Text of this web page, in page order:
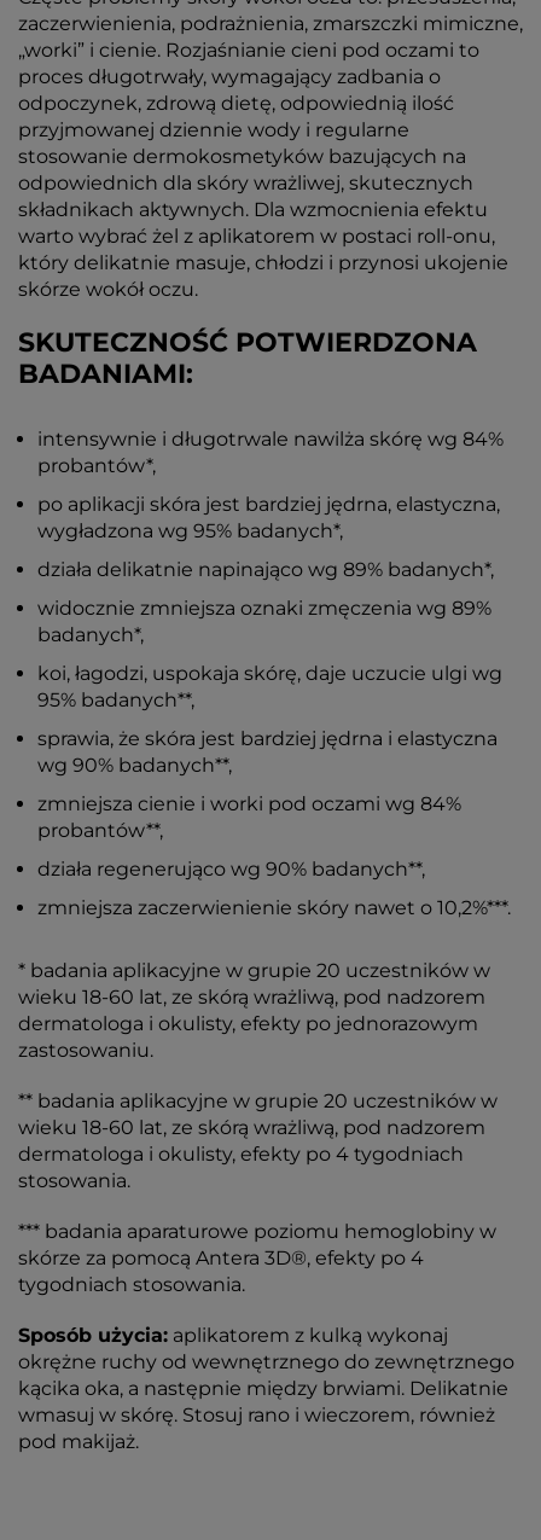
zaczerwienienia, podrażnienia, zmarszczki mimiczne,
„worki” i cienie. Rozjaśnianie cieni pod oczami to
proces długotrwały, wymagający zadbania o
odpoczynek, zdrową dietę, odpowiednią ilość
przyjmowanej dziennie wody i regularne
stosowanie dermokosmetyków bazujących na
odpowiednich dla skóry wrażliwej, skutecznych
składnikach aktywnych. Dla wzmocnienia efektu
warto wybrać żel z aplikatorem w postaci roll-onu,
który delikatnie masuje, chłodzi i przynosi ukojenie
skórze wokół oczu.
SKUTECZNOŚĆ POTWIERDZONA
BADANIAMI:
intensywnie i długotrwale nawilża skórę wg 84%
probantów*,
po aplikacji skóra jest bardziej jędrna, elastyczna,
wygładzona wg 95% badanych*,
działa delikatnie napinająco wg 89% badanych*,
widocznie zmniejsza oznaki zmęczenia wg 89%
badanych*,
koi, łagodzi, uspokaja skórę, daje uczucie ulgi wg
95% badanych**,
sprawia, że skóra jest bardziej jędrna i elastyczna
wg 90% badanych**,
zmniejsza cienie i worki pod oczami wg 84%
probantów**,
działa regenerująco wg 90% badanych**,
zmniejsza zaczerwienienie skóry nawet o 10,2%***.
* badania aplikacyjne w grupie 20 uczestników w
wieku 18-60 lat, ze skórą wrażliwą, pod nadzorem
dermatologa i okulisty, efekty po jednorazowym
zastosowaniu.
** badania aplikacyjne w grupie 20 uczestników w
wieku 18-60 lat, ze skórą wrażliwą, pod nadzorem
dermatologa i okulisty, efekty po 4 tygodniach
stosowania.
*** badania aparaturowe poziomu hemoglobiny w
skórze za pomocą Antera 3D®, efekty po 4
tygodniach stosowania.
Sposób użycia: aplikatorem z kulką wykonaj
okrężne ruchy od wewnętrznego do zewnętrznego
kącika oka, a następnie między brwiami. Delikatnie
wmasuj w skórę. Stosuj rano i wieczorem, również
pod makijaż.